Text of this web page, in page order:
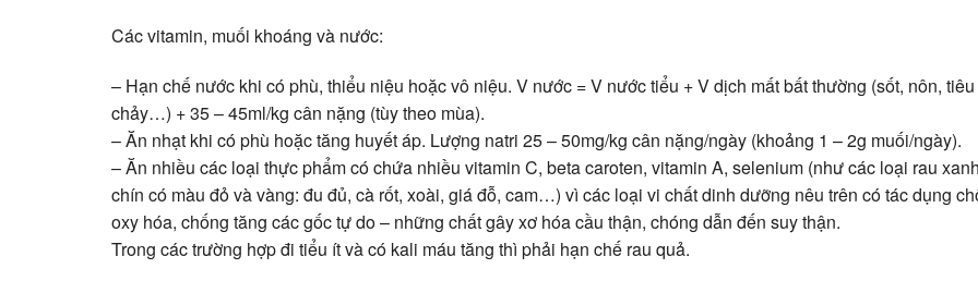
Các vitamin, muối khoáng và nước:
– Hạn chế nước khi có phù, thiểu niệu hoặc vô niệu. V nước = V nước tiểu + V dịch mất bất thường (sốt, nôn, tiêu
chảy…) + 35 – 45ml/kg cân nặng (tùy theo mùa).
– Ăn nhạt khi có phù hoặc tăng huyết áp. Lượng natri 25 – 50mg/kg cân nặng/ngày (khoảng 1 – 2g muối/ngày).
– Ăn nhiều các loại thực phẩm có chứa nhiều vitamin C, beta caroten, vitamin A, selenium (như các loại rau
chín có màu đỏ và vàng: đu đủ, cà rốt, xoài, giá đỗ, cam…) vì các loại vi chất dinh dưỡng nêu trên có tác dụng
oxy hóa, chống tăng các gốc tự do – những chất gây xơ hóa cầu thận, chóng dẫn đến suy thận.
Trong các trường hợp đi tiểu ít và có kali máu tăng thì phải hạn chế rau quả.